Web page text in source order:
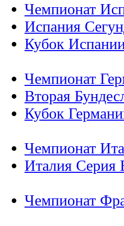
Чемпионат
Испания
Кубок
Чемпионат
Вторая
Кубок
Чемпионат
Италия Серия
Чемпионат